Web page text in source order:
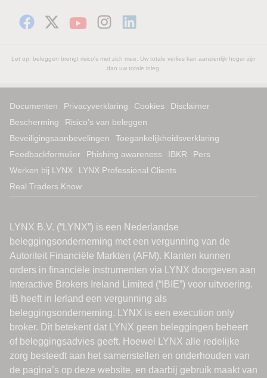
Let op: beleggen brengt risico's met zich mee. Uw totale verlies kan aanzienlijk hoger zijn
dan uw totale inleg.
Documenten Privacyverklaring Cookies
Disclaimer
Bescherming
Risico’s van beleggen
Beveiligingsaanbevelingen
Toegankelijkheidsverklaring
Feedbackformulier
Phishing awareness IBKR
Pers
Werken bij LYNX
LYNX Professional Clients
Real Traders Know